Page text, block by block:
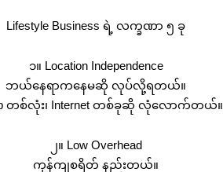
Lifestyle Business ရဲ့ လက္ခဏာ ၅ ခု
၁။ Location Independence
ဘယ်နေရာကနေမဆို လုပ်လို့ရတယ်။
တစ်လုံး၊ Internet တစ်ခုဆို လုံလောက်တယ်။
၂။ Low Overhead
ကုန်ကျစရိတ် နည်းတယ်။